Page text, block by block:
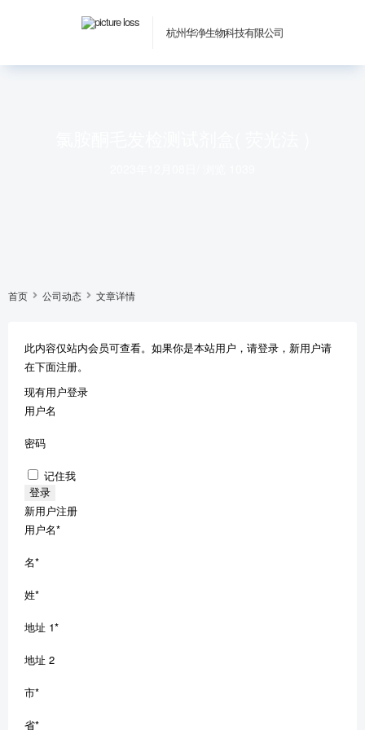
杭州华净生物科技有限公司
首页 公司动态 文章详情
此内容仅站内会员可查看。如果你是本站用户，请登录，新用户请
在下面注册。
现有用户登录
用户名
密码
记住我
新用户注册
用户名*
名*
姓*
地址 1*
地址 2
市*
省*